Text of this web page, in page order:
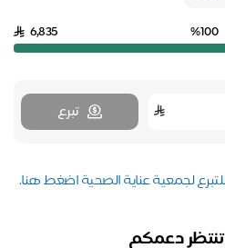
6,835
تبرع
لجمعية عناية الصحية اضغط هنا.
دعمكم